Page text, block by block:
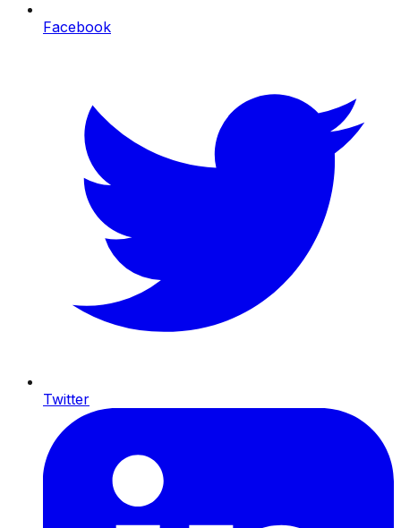
Facebook
Twitter